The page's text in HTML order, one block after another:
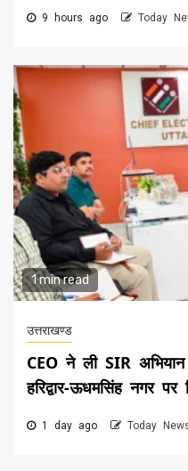
9 hours ago Today
1 min read
उत्तराखण्ड
CEO ने ली SIR अभियान
हरिद्वार-ऊधमसिंह नगर
1 day ago Today